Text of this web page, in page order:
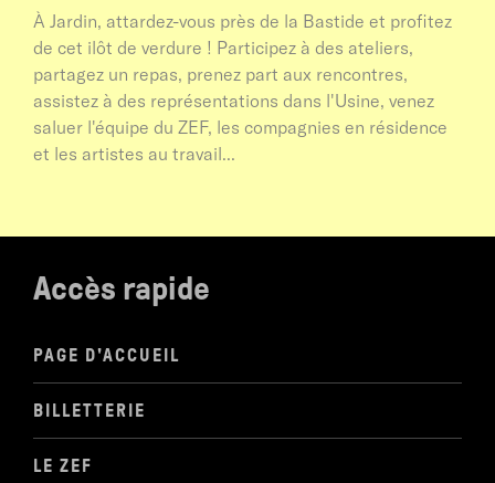
À Jardin, attardez-vous près de la Bastide et profitez
de cet ilôt de verdure ! Participez à des ateliers,
partagez un repas, prenez part aux rencontres,
assistez à des représentations dans l'Usine, venez
saluer l'équipe du ZEF, les compagnies en résidence
et les artistes au travail...
Accès rapide
PAGE D'ACCUEIL
BILLETTERIE
LE ZEF